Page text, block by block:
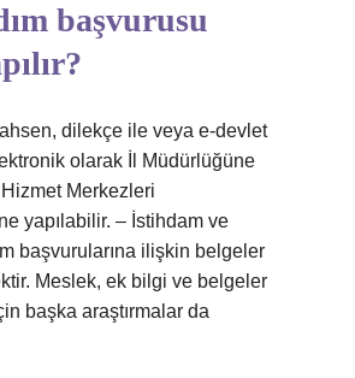
başvurusu
dilekçe ile veya e-devlet
olarak İl Müdürlüğüne
Merkezleri
yapılabilir. – İstihdam ve
başvurularına ilişkin belgeler
Meslek, ek bilgi ve belgeler
başka araştırmalar da